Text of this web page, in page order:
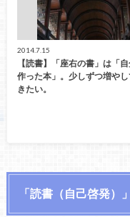
2014.7.15
【読書】「座右の書」は「
作った本」。少しずつ増や
きたい。
「読書（自己啓発）